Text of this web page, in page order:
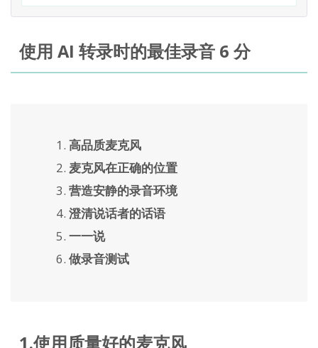
使用 AI 转录时的最佳录音 6 分
高品质麦克风
麦克风在正确的位置
营造安静的录音环境
澄清说话者的话语
一一说
做录音测试
1.使用质量好的麦克风